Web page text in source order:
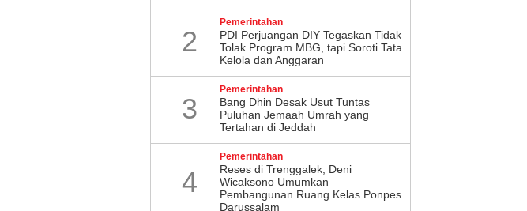
2
Pemerintahan
PDI Perjuangan DIY Tegaskan Tidak
Tolak Program MBG, tapi Soroti Tata
Kelola dan Anggaran
3
Pemerintahan
Bang Dhin Desak Usut Tuntas
Puluhan Jemaah Umrah yang
Tertahan di Jeddah
4
Pemerintahan
​Reses di Trenggalek, Deni
Wicaksono Umumkan
Pembangunan Ruang Kelas Ponpes
Darussalam